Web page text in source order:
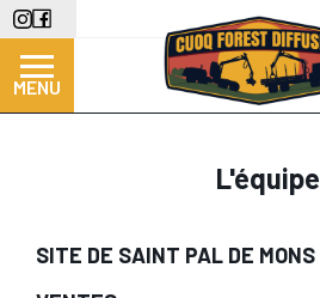
Aller
au
contenu
principal
MENU
L'équipe
SITE DE SAINT PAL DE MONS